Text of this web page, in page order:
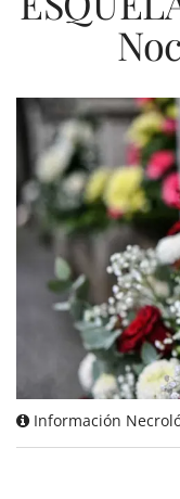
Información